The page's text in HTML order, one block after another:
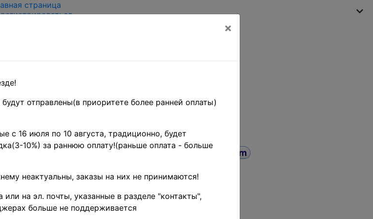
страница
и покупка
по магазину
»
»
1993 г. • СК# 114 •
×
отправлены(в приоритете более ранней оплаты)
с 16 июля по 10 августа, традиционно, будет
10%) за раннюю оплату!(раньше оплата - больше
неактуальны, заказы на них не принимаются!
на эл. почты, указанные в разделе "контакты",
больше не поддерживается